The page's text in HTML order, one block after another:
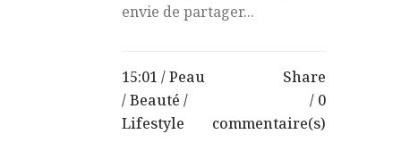
envie de partager...
15:01 /Peau
/Beauté /
Lifestyle
Share
0
commentaire(s)